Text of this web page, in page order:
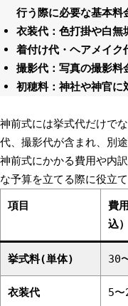
行う際に必要な基本料
衣装代：色打掛や白無
着付け代・ヘアメイク
撮影代：写真の撮影料
初穂料：神社や神官に
神前式には挙式代だけで
代、撮影代が含まれ、別
神前式にかかる費用や内
な予算を立てる際に役立て
項目
費
込）
挙式料(単体) 30
衣装代 5